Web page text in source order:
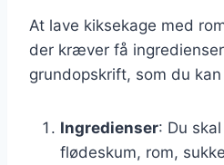
At lave kiksekage med
der kræver få
grundopskrift, som du
Ingredienser: Du
flødeskum, rom,